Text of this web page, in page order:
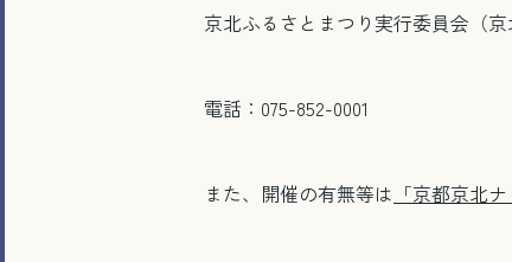
京北ふるさとまつり実行委員会（京
電話：075-852-0001
また、開催の有無等は 「京都京北